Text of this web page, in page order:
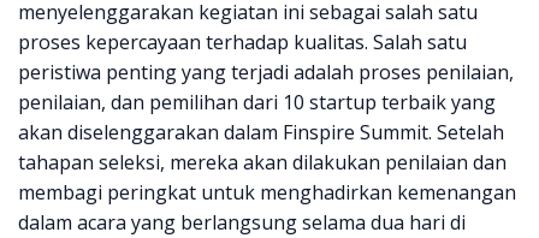
menyelenggarakan kegiatan ini sebagai salah satu
proses kepercayaan terhadap kualitas. Salah satu
peristiwa penting yang terjadi adalah proses penilaian,
penilaian, dan pemilihan dari 10 startup terbaik yang
akan diselenggarakan dalam Finspire Summit. Setelah
tahapan seleksi, mereka akan dilakukan penilaian dan
membagi peringkat untuk menghadirkan kemenangan
dalam acara yang berlangsung selama dua hari di